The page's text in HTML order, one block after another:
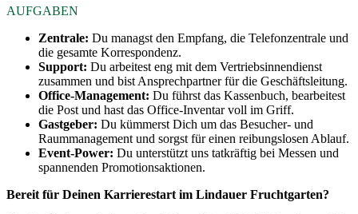
AUFGABEN
Zentrale: Du managst den Empfang, die Telefonzentrale und
die gesamte Korrespondenz.
Support: Du arbeitest eng mit dem Vertriebsinnendienst
zusammen und bist Ansprechpartner für die Geschäftsleitung.
Office-Management: Du führst das Kassenbuch, bearbeitest
die Post und hast das Office-Inventar voll im Griff.
Gastgeber: Du kümmerst Dich um das Besucher- und
Raummanagement und sorgst für einen reibungslosen Ablauf.
Event-Power: Du unterstützt uns tatkräftig bei Messen und
spannenden Promotionsaktionen.
Bereit für Deinen Karrierestart im Lindauer Fruchtgarten?